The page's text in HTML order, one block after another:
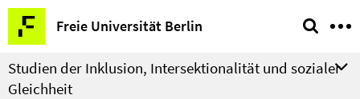
Springe
direkt
zu
Inhalt
Freie Universität Berlin
Service-
Navigation
Studien der Inklusion, Intersektionalität und sozialer
Gleichheit